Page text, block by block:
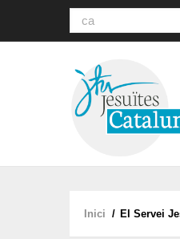
Select
Fil
Inici / El Servei